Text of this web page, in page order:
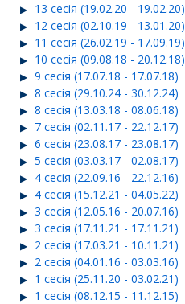
13 сесія (19.02.20 - 19.02.20)
12 сесія (02.10.19 - 13.01.20)
11 сесія (26.02.19 - 17.09.19)
10 сесія (09.08.18 - 20.12.18)
9 сесія (17.07.18 - 17.07.18)
8 сесія (29.10.24 - 30.12.24)
8 сесія (13.03.18 - 08.06.18)
7 сесія (02.11.17 - 22.12.17)
6 сесія (23.08.17 - 23.08.17)
5 сесія (03.03.17 - 02.08.17)
4 сесія (22.09.16 - 22.12.16)
4 сесія (15.12.21 - 04.05.22)
3 сесія (12.05.16 - 20.07.16)
3 сесія (17.11.21 - 17.11.21)
2 сесія (17.03.21 - 10.11.21)
2 сесія (04.01.16 - 03.03.16)
1 сесія (25.11.20 - 03.02.21)
1 сесія (08.12.15 - 11.12.15)